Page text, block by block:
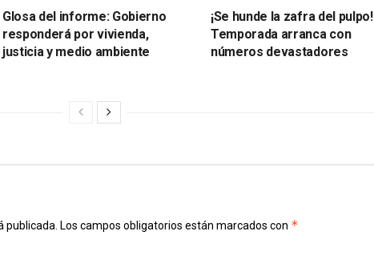
Glosa del informe: Gobierno
responderá por vivienda,
justicia y medio ambiente
¡Se hunde la zafra del pulpo!
Temporada arranca con
números devastadores
publicada. Los campos obligatorios están marcados con *